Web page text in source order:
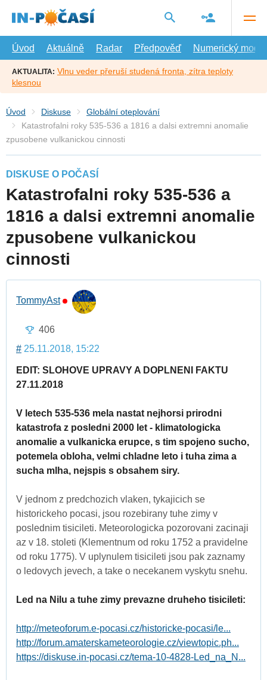
hlavní
Úvod
Aktuálně Radar Předpověď Numerický model
AKTUALITA: Vlnu veder přeruší studená fronta, zítra teploty
klesnou
Úvod Diskuse
Globální oteplování
Katastrofalni roky 535-536 a 1816 a dalsi extremni anomalie
zpusobene vulkanickou cinnosti
DISKUSE O POČASÍ
Katastrofalni roky 535-536 a
1816 a dalsi extremni anomalie
zpusobene vulkanickou
cinnosti
TommyAst
406
# 25.11.2018, 15:22
EDIT: SLOHOVE UPRAVY A DOPLNENI FAKTU
27.11.2018
V letech 535-536 mela nastat nejhorsi prirodni
katastrofa z posledni 2000 let - klimatologicka
anomalie a vulkanicka erupce, s tim spojeno sucho,
potemela obloha, velmi chladne leto i tuha zima a
sucha mlha, nejspis s obsahem siry.
V jednom z predchozich vlaken, tykajicich se
historickeho pocasi, jsou rozebirany tuhe zimy v
poslednim tisicileti. Meteorologicka pozorovani zacinaji
az v 18. stoleti (Klementnum od roku 1752 a pravidelne
od roku 1775). V uplynulem tisicileti jsou pak zaznamy
o ledovych jevech, a take o necekanem vyskytu snehu.
Led na Nilu a tuhe zimy prevazne druheho tisicileti:
http://meteoforum.e-pocasi.cz/historicke-pocasi/le...
http://forum.amaterskameteorologie.cz/viewtopic.ph...
https://diskuse.in-pocasi.cz/tema-10-4828-Led_na_N...